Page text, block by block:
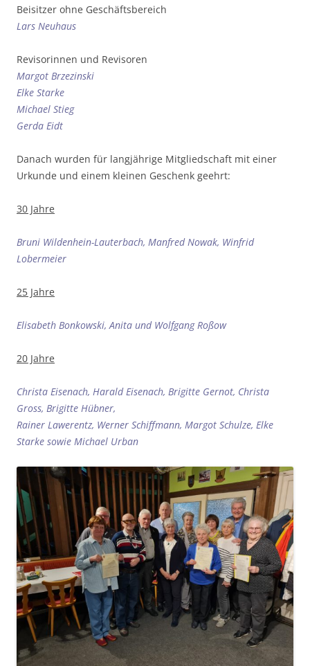
Beisitzer ohne Geschäftsbereich
Lars Neuhaus
Revisorinnen und Revisoren
Margot Brzezinski
Elke Starke
Michael Stieg
Gerda Eidt
Danach wurden für langjährige Mitgliedschaft mit einer
Urkunde und einem kleinen Geschenk geehrt:
30 Jahre
Bruni Wildenhein-Lauterbach, Manfred Nowak, Winfrid
Lobermeier
25 Jahre
Elisabeth Bonkowski, Anita und Wolfgang Roßow
20 Jahre
Christa Eisenach, Harald Eisenach, Brigitte Gernot, Christa
Gross, Brigitte Hübner,
Rainer Lawerentz, Werner Schiffmann, Margot Schulze, Elke
Starke sowie Michael Urban